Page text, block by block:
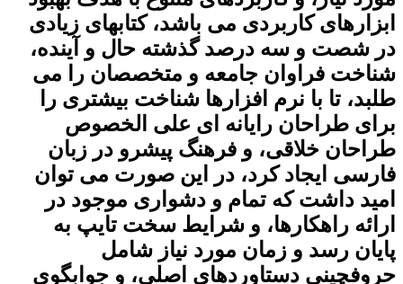
ابزارهای کاربردی می باشد، کتابهای زیادی
در شصت و سه درصد گذشته حال و آینده،
شناخت فراوان جامعه و متخصصان را می
طلبد، تا با نرم افزارها شناخت بیشتری را
برای طراحان رایانه ای علی الخصوص
طراحان خلاقی، و فرهنگ پیشرو در زبان
فارسی ایجاد کرد، در این صورت می توان
امید داشت که تمام و دشواری موجود در
ارائه راهکارها، و شرایط سخت تایپ به
پایان رسد و زمان مورد نیاز شامل
حروفچینی دستاوردهای اصلی، و جوابگوی